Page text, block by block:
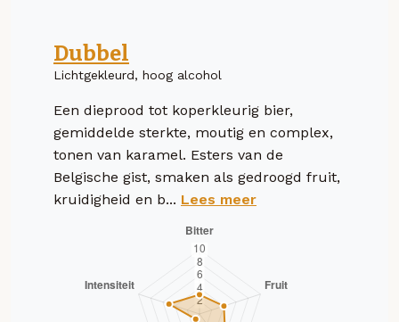
Dubbel
Lichtgekleurd, hoog alcohol
Een dieprood tot koperkleurig bier,
gemiddelde sterkte, moutig en complex,
tonen van karamel. Esters van de
Belgische gist, smaken als gedroogd fruit,
kruidigheid en b... Lees meer